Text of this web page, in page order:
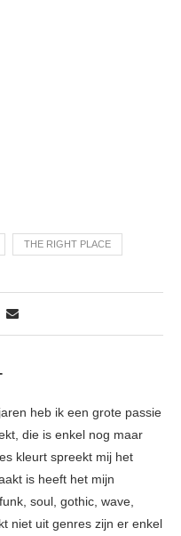
THE RIGHT PLACE
heb ik een grote passie
die is enkel nog maar
kleurt spreekt mij het
is heeft het mijn
soul, gothic, wave,
niet uit genres zijn er enkel